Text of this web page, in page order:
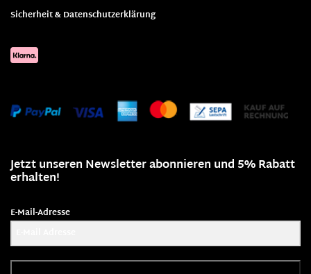
Sicherheit & Datenschutzerklärung
Jetzt unseren Newsletter abonnieren und 5% Rabatt
erhalten!
E-Mail-Adresse